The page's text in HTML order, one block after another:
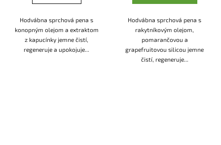
Hodvábna sprchová pena s
konopným olejom a extraktom
z kapucínky jemne čistí,
regeneruje a upokojuje...
Hodvábna sprchová pena s
rakytníkovým olejom,
pomarančovou a
grapefruitovou silicou jemne
čistí, regeneruje...